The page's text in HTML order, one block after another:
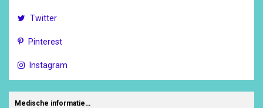
Twitter
Pinterest
Instagram
Medische informatie…